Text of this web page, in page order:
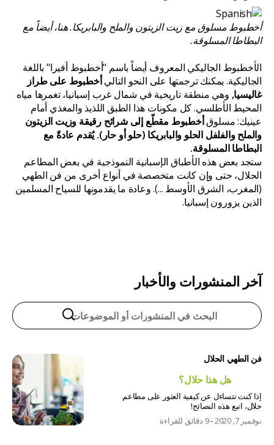
أخطبوط مسلوق مع زيت الزيتون والملح والبابريكا. هنا، أيضاً مع
البطاطا المسلوقة.
الأخطبوط الجاليكي المعروف أيضاً باسم "أخطبوط أفيرا" باللغة
الجاليكية. يمكنك ترجمتها على النحو التاليأخطبوط على طراز
غاليسيا, وهي منطقة تاريخية في شمال غرب إسبانيا، تغمرها مياه
المحيط الأطلسي. كل مكونات هذا الطبق اللذيذ والمغذي أمام
عينيك: مسلوقأخطبوط مقطّع إلى شرائح رقيقة وزيت الزيتون
والملح والفلفل الحلو والبابريكا (حلو أو حار). يُقدم عادةً مع
البطاطا المسلوقة.
ستجد بعض هذه الأطباق الإسبانية النموذجية في بعض المطاعم
الحلال، حتى وإن كانت متخصصة في أنواع أخرى من فن الطهي
(المغرب، الشرق الأوسط ...). وعادة ما يقدمونها للسياح المسلمين
الذين يزورون إسبانيا.
آخر المنشورات والأخبار
فن الطهي الحلال
هل هذا حلال؟
إذا كنت تتساءل عن كيفية العثور على مطاعم
حلال، اتبع هذه النصائح!
نوفمبر 7, 2020
-9 دقائق للقراءة